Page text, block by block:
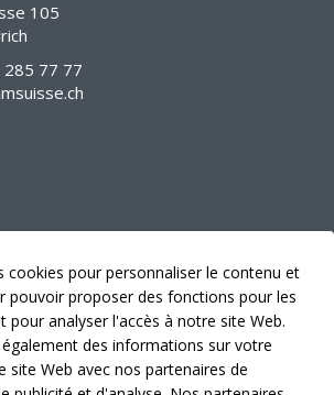
105
285 77 77
cookies pour personnaliser le contenu et
pouvoir proposer des fonctions pour les
pour analyser l'accès à notre site Web.
des informations sur votre
site Web avec nos partenaires de